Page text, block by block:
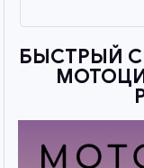
БЫСТРЫЙ